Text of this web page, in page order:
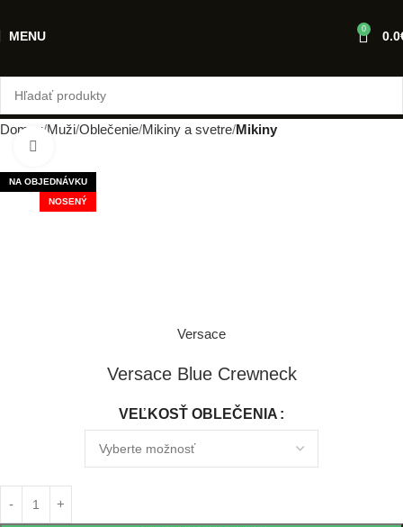
MENU 0 0.0
Domov Muži Oblečenie Mikiny a svetre Mikiny
NA OBJEDNÁVKU
NOSENÝ
Versace
Versace Blue Crewneck
VEĽKOSŤ OBLEČENIA